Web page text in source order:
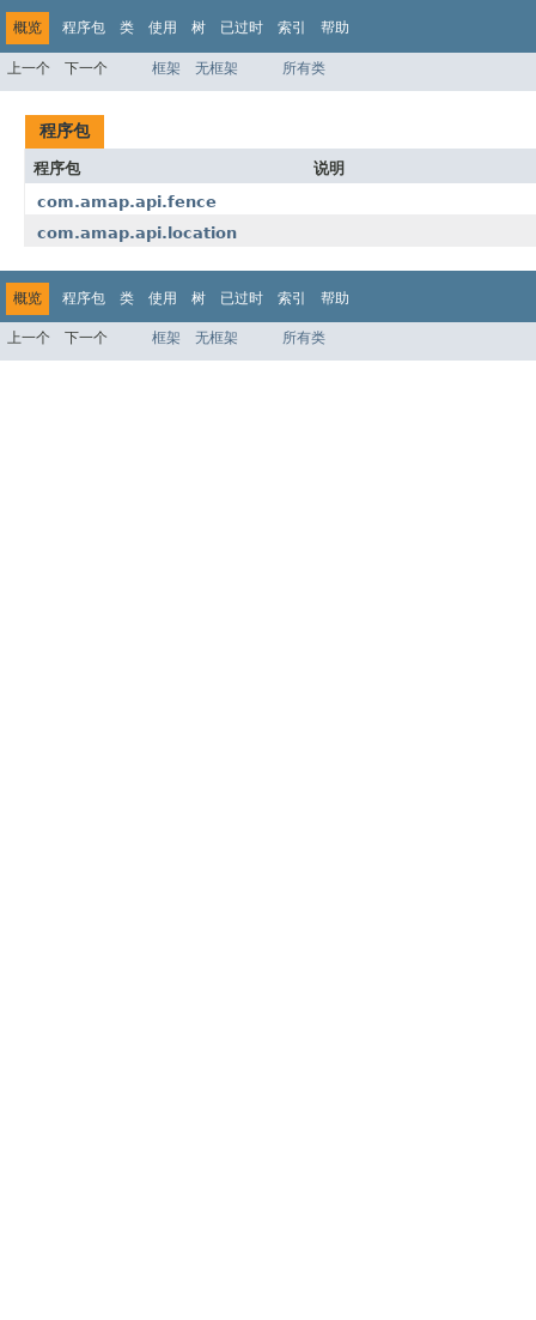
概览 程序包 类 使用 树 已过时 索引 帮助
上一个 下一个 框架 无框架 所有类
程序包
程序包
说明
com.amap.api.fence
com.amap.api.location
概览 程序包 类 使用 树 已过时 索引 帮助
上一个 下一个 框架 无框架 所有类